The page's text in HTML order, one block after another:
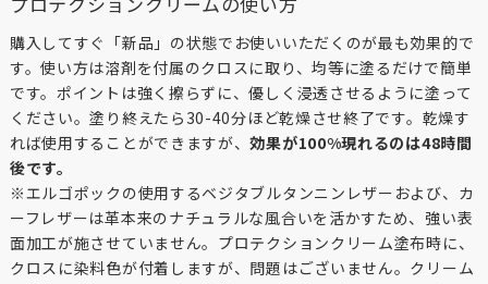
購入してすぐ「新品」の状態でお使いいただくのが最も効果的で
す。使い方は溶剤を付属のクロスに取り、均等に塗るだけで簡単
です。ポイントは強く擦らずに、優しく浸透させるように塗って
ください。塗り終えたら30-40分ほど乾燥させ終了です。乾燥す
れば使用することができますが、効果が100%現れるのは48時間
後です。
※エルゴポックの使用するベジタブルタンニンレザーおよび、カ
ーフレザーは革本来のナチュラルな風合いを活かすため、強い表
面加工が施させていません。プロテクションクリーム塗布時に、
クロスに染料色が付着しますが、問題はございません。クリーム